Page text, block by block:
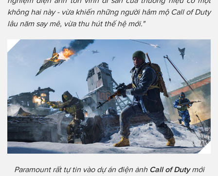
không hai này - vừa khiến những người hâm mộ Call of Duty
lâu năm say mê, vừa thu hút thế hệ mới."
Paramount rất tự tin vào dự án điện ảnh Call of Dutymới